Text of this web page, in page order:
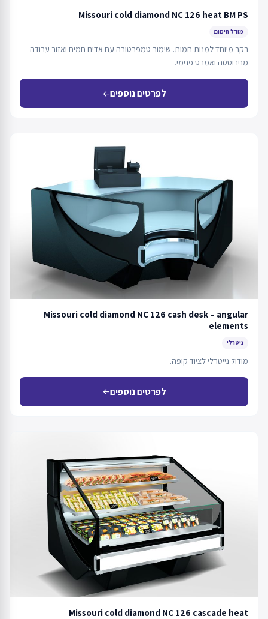
Missouri cold diamond NC 126 heat BM PS
מודל חימום
בקר מיוחד למנות חמות. שימור טמפרטורה עם אדים חמים ואזור עבודה
מנירוסטה ואמבט פנימי.
לפרטים נוספיםarrow_back
Missouri cold diamond NC 126 cash desk – angular
elements
ניטרלי
מודול נייטרלי לציוד קופה.
לפרטים נוספיםarrow_back
Missouri cold diamond NC 126 cascade heat